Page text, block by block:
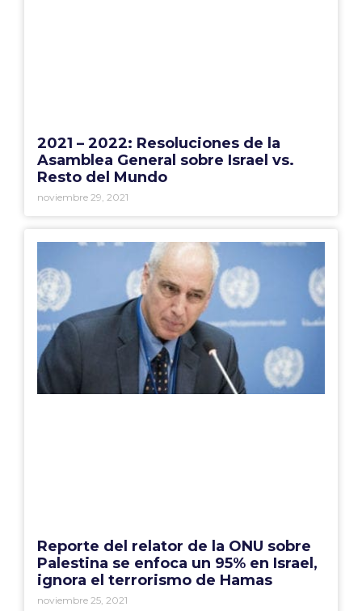
2021 – 2022: Resoluciones de la
Asamblea General sobre Israel vs.
Resto del Mundo
noviembre 29, 2021
Reporte del relator de la ONU sobre
Palestina se enfoca un 95% en Israel,
ignora el terrorismo de Hamas
noviembre 25, 2021